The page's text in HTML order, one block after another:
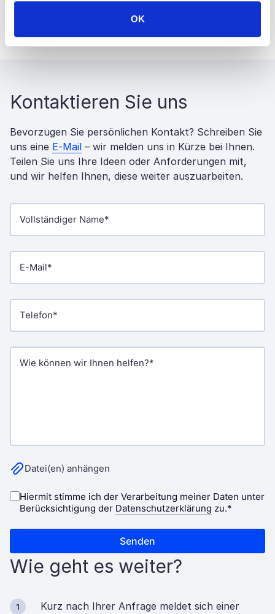
OK
Kontaktieren Sie uns
Bevorzugen Sie persönlichen Kontakt? Schreiben Sie
uns eine E-Mail – wir melden uns in Kürze bei Ihnen.
Teilen Sie uns Ihre Ideen oder Anforderungen mit,
und wir helfen Ihnen, diese weiter auszuarbeiten.
Wie geht es weiter?
1
Kurz nach Ihrer Anfrage meldet sich einer